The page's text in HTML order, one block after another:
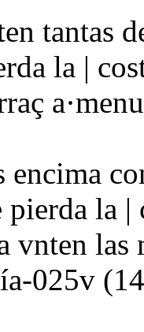
tantas
la |
encima
pierda la
vnten
025v